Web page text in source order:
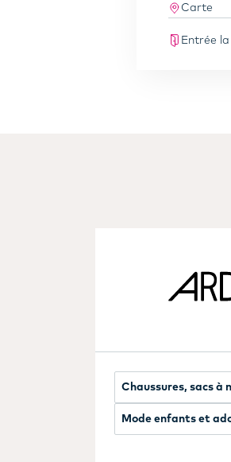
Carte
Entrée
Chaussures, sacs à
Mode enfants et